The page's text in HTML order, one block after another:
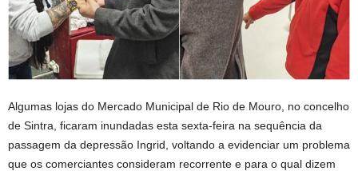
Algumas lojas do Mercado Municipal de Rio de Mouro, no concelho
de Sintra, ficaram inundadas esta sexta-feira na sequência da
passagem da depressão Ingrid, voltando a evidenciar um problema
que os comerciantes consideram recorrente e para o qual dizem